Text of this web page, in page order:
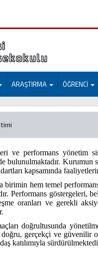
ARAŞTIRMA ÖĞRENCİ
ve performans yönetim
Kurumun
kapsamında
hem temel
Performans
oranları ve gerekli
doğrultusunda
gerçekçi ve güvenilir
katılımıyla